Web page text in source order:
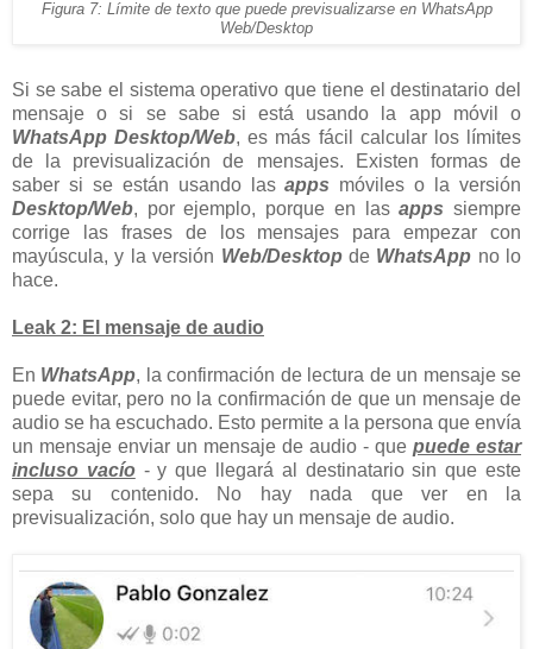
Figura 7: Límite de texto que puede previsualizarse en WhatsApp
Web/Desktop
Si se sabe el sistema operativo que tiene el destinatario del
mensaje o si se sabe si está usando la app móvil o
WhatsApp Desktop/Web, es más fácil calcular los límites
de la previsualización de mensajes. Existen formas de
saber si se están usando lasapps móviles o la versión
Desktop/Web, por ejemplo, porque en lasapps siempre
corrige las frases de los mensajes para empezar con
mayúscula, y la versión Web/Desktopde WhatsApp no lo
hace.
Leak 2: El mensaje de audio
En WhatsApp, la confirmación de lectura de un mensaje se
puede evitar, pero no la confirmación de que un mensaje de
audio se ha escuchado. Esto permite a la persona que envía
un mensaje enviar un mensaje de audio - que puede estar
incluso vacío- y que llegará al destinatario sin que este
sepa su contenido. No hay nada que ver en la
previsualización, solo que hay un mensaje de audio.